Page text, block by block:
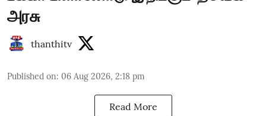
அரசு
thanthitv
Published on: 06 Aug 2026, 2:18 pm
Read More